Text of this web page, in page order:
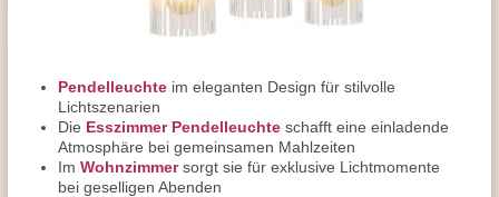
Pendelleuchte im eleganten Design für stilvolle
Lichtszenarien
Die Esszimmer Pendelleuchte schafft eine einladende
Atmosphäre bei gemeinsamen Mahlzeiten
Im Wohnzimmersorgt sie für exklusive Lichtmomente
bei geselligen Abenden